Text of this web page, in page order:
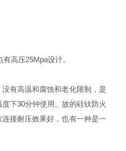
高压25Mpa设计。
有高温和腐蚀和老化限制，是
下30分钟使用。故的硅钛防火
接耐压效果好，也有一种是一